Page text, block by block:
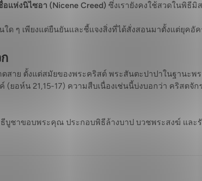
อแห่งนิไซอา (Nicene Creed) ซึ่งเรายังคงใช้สวดในพิธี
ใด ๆ เพียงแต่ยืนยันและชี้แจงสิ่งที่ได้สั่งสอนมาตั้งแต่ยุคอั
าย ตั้งแต่สมัยของพระคริสต์ พระสันตะปาปาในฐานะพ
ยอห์น 21,15-17) ความสืบเนื่องเช่นนี้บ่งบอกว่า คริสต
ชาขอบพระคุณ ประกอบพิธีล้างบาป บวชพระสงฆ์ และ